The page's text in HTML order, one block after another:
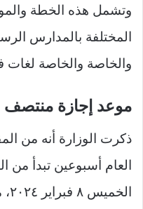
وتشمل هذه الخطة
المختلفة بالمدارس
والخاصة والخاصة
موعد إجازة منتصف العام
ذكرت الوزارة أنه من